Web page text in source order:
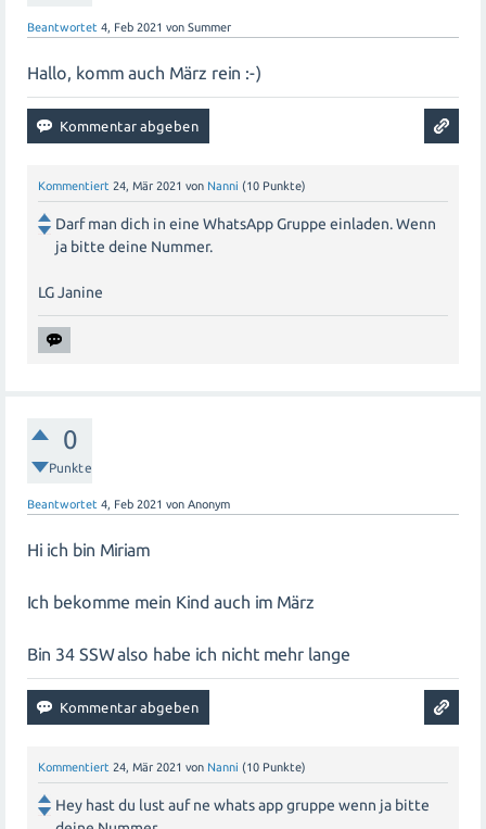
Mamis!
Beantwortet 4, Feb 2021 von Summer
Hallo, komm auch März rein :-)
Kommentiert 24, Mär 2021 von Nanni (10 Punkte)
Darf man dich in eine WhatsApp Gruppe einladen. Wenn
ja bitte deine Nummer.
LG Janine
0
Punkte
Beantwortet 4, Feb 2021 von Anonym
Hi ich bin Miriam
Ich bekomme mein Kind auch im März
Bin 34 SSW also habe ich nicht mehr lange
Kommentiert 24, Mär 2021 von Nanni (10 Punkte)
Hey hast du lust auf ne whats app gruppe wenn ja bitte